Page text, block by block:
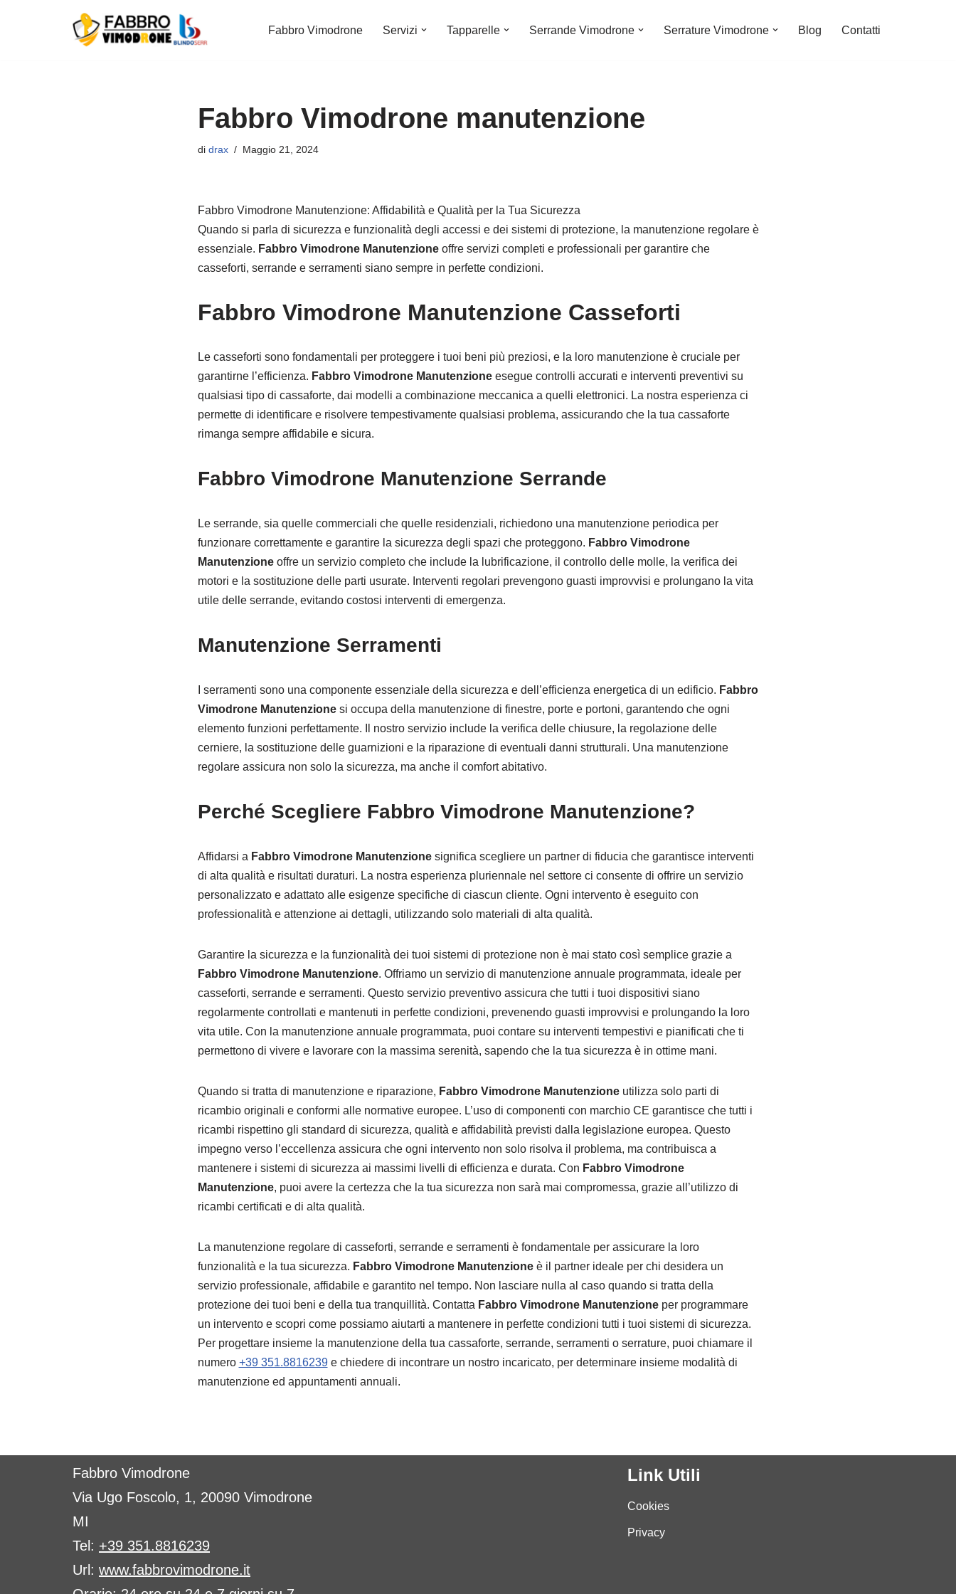
Fabbro Vimodrone Servizi Tapparelle Serrande Vimodrone Serrature Vimodrone Blog Contatti
Fabbro Vimodrone manutenzione
di drax Maggio 21, 2024
Fabbro Vimodrone Manutenzione: Affidabilità e Qualità per la Tua Sicurezza
Quando si parla di sicurezza e funzionalità degli accessi e dei sistemi di protezione, la manutenzione regolare è
essenziale. Fabbro Vimodrone Manutenzioneoffre servizi completi e professionali per garantire che
casseforti, serrande e serramenti siano sempre in perfette condizioni.
Fabbro Vimodrone Manutenzione Casseforti
Le casseforti sono fondamentali per proteggere i tuoi beni più preziosi, e la loro manutenzione è cruciale per
garantirne l’efficienza. Fabbro Vimodrone Manutenzioneesegue controlli accurati e interventi preventivi su
qualsiasi tipo di cassaforte, dai modelli a combinazione meccanica a quelli elettronici. La nostra esperienza ci
permette di identificare e risolvere tempestivamente qualsiasi problema, assicurando che la tua cassaforte
rimanga sempre affidabile e sicura.
Fabbro Vimodrone Manutenzione Serrande
Le serrande, sia quelle commerciali che quelle residenziali, richiedono una manutenzione periodica per
funzionare correttamente e garantire la sicurezza degli spazi che proteggono. Fabbro Vimodrone
Manutenzioneoffre un servizio completo che include la lubrificazione, il controllo delle molle, la verifica dei
motori e la sostituzione delle parti usurate. Interventi regolari prevengono guasti improvvisi e prolungano la vita
utile delle serrande, evitando costosi interventi di emergenza.
Manutenzione Serramenti
I serramenti sono una componente essenziale della sicurezza e dell’efficienza energetica di un edificio. Fabbro
Vimodrone Manutenzionesi occupa della manutenzione di finestre, porte e portoni, garantendo che ogni
elemento funzioni perfettamente. Il nostro servizio include la verifica delle chiusure, la regolazione delle
cerniere, la sostituzione delle guarnizioni e la riparazione di eventuali danni strutturali. Una manutenzione
regolare assicura non solo la sicurezza, ma anche il comfort abitativo.
Perché Scegliere Fabbro Vimodrone Manutenzione?
Affidarsi a Fabbro Vimodrone Manutenzionesignifica scegliere un partner di fiducia che garantisce interventi
di alta qualità e risultati duraturi. La nostra esperienza pluriennale nel settore ci consente di offrire un servizio
personalizzato e adattato alle esigenze specifiche di ciascun cliente. Ogni intervento è eseguito con
professionalità e attenzione ai dettagli, utilizzando solo materiali di alta qualità.
Garantire la sicurezza e la funzionalità dei tuoi sistemi di protezione non è mai stato così semplice grazie a
Fabbro Vimodrone Manutenzione. Offriamo un servizio di manutenzione annuale programmata, ideale per
casseforti, serrande e serramenti. Questo servizio preventivo assicura che tutti i tuoi dispositivi siano
regolarmente controllati e mantenuti in perfette condizioni, prevenendo guasti improvvisi e prolungando la loro
vita utile. Con la manutenzione annuale programmata, puoi contare su interventi tempestivi e pianificati che ti
permettono di vivere e lavorare con la massima serenità, sapendo che la tua sicurezza è in ottime mani.
Quando si tratta di manutenzione e riparazione, Fabbro Vimodrone Manutenzioneutilizza solo parti di
ricambio originali e conformi alle normative europee. L’uso di componenti con marchio CE garantisce che tutti i
ricambi rispettino gli standard di sicurezza, qualità e affidabilità previsti dalla legislazione europea. Questo
impegno verso l’eccellenza assicura che ogni intervento non solo risolva il problema, ma contribuisca a
mantenere i sistemi di sicurezza ai massimi livelli di efficienza e durata. Con Fabbro Vimodrone
Manutenzione, puoi avere la certezza che la tua sicurezza non sarà mai compromessa, grazie all’utilizzo di
ricambi certificati e di alta qualità.
La manutenzione regolare di casseforti, serrande e serramenti è fondamentale per assicurare la loro
funzionalità e la tua sicurezza. Fabbro Vimodrone Manutenzioneè il partner ideale per chi desidera un
servizio professionale, affidabile e garantito nel tempo. Non lasciare nulla al caso quando si tratta della
protezione dei tuoi beni e della tua tranquillità. Contatta Fabbro Vimodrone Manutenzioneper programmare
un intervento e scopri come possiamo aiutarti a mantenere in perfette condizioni tutti i tuoi sistemi di sicurezza.
Per progettare insieme la manutenzione della tua cassaforte, serrande, serramenti o serrature, puoi chiamare il
numero +39 351.8816239e chiedere di incontrare un nostro incaricato, per determinare insieme modalità di
manutenzione ed appuntamenti annuali.
Fabbro Vimodrone
Via Ugo Foscolo, 1, 20090 Vimodrone
MI
Tel: +39 351.8816239
Url: www.fabbrovimodrone.it
Link Utili
Cookies
Privacy